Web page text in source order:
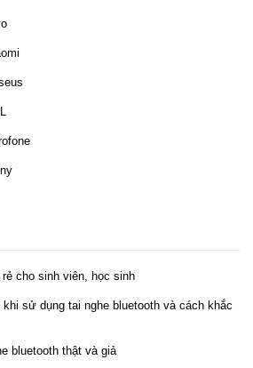
cho sinh viên, học sinh
sử dụng tai nghe bluetooth và cách khắc
bluetooth thật và giả